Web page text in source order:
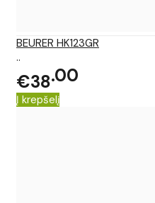
BEURER HK123GR
..
€38 00
Į krepšelį